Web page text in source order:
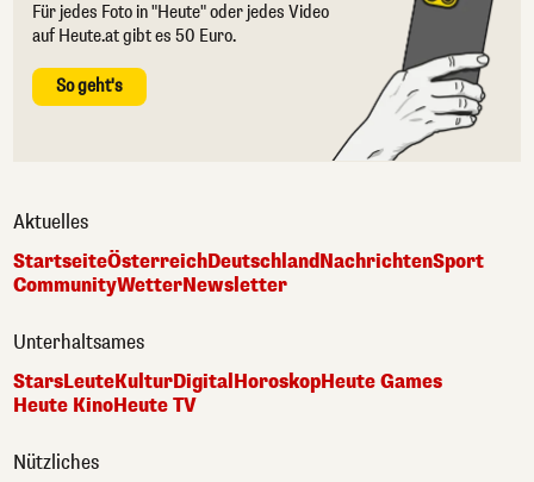
Für jedes Foto in "Heute" oder jedes Video
auf Heute.at gibt es 50 Euro.
So geht's
Aktuelles
StartseiteÖsterreichDeutschlandNachrichtenSport
CommunityWetterNewsletter
Unterhaltsames
StarsLeuteKulturDigital HoroskopHeute Games
Heute KinoHeute TV
Nützliches